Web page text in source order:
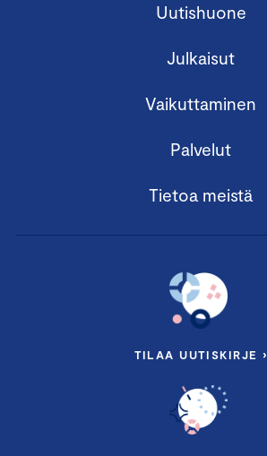
Uutishuone
Julkaisut
Vaikuttaminen
Palvelut
Tietoa meistä
TILAA UUTISKIRJE ›